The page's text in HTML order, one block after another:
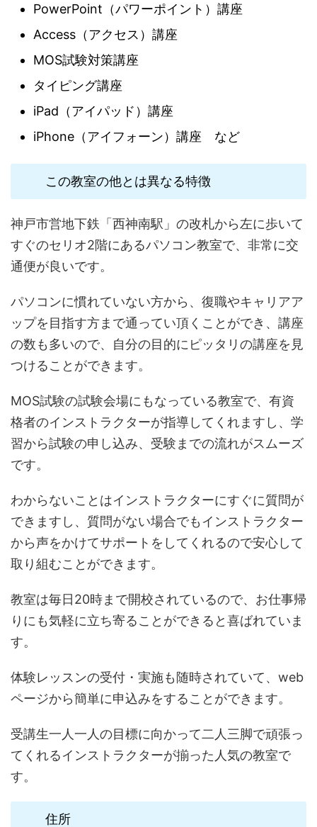
PowerPoint（パワーポイント）講座
Access（アクセス）講座
MOS試験対策講座
タイピング講座
iPad（アイパッド）講座
iPhone（アイフォーン）講座 など
この教室の他とは異なる特徴
神戸市営地下鉄「西神南駅」の改札から左に歩いて
すぐのセリオ2階にあるパソコン教室で、非常に交
通便が良いです。
パソコンに慣れていない方から、復職やキャリアア
ップを目指す方まで通ってい頂くことができ、講座
の数も多いので、自分の目的にピッタリの講座を見
つけることができます。
MOS試験の試験会場にもなっている教室で、有資
格者のインストラクターが指導してくれますし、学
習から試験の申し込み、受験までの流れがスムーズ
です。
わからないことはインストラクターにすぐに質問が
できますし、質問がない場合でもインストラクター
から声をかけてサポートをしてくれるので安心して
取り組むことができます。
教室は毎日20時まで開校されているので、お仕事帰
りにも気軽に立ち寄ることができると喜ばれていま
す。
体験レッスンの受付・実施も随時されていて、web
ページから簡単に申込みをすることができます。
受講生一人一人の目標に向かって二人三脚で頑張っ
てくれるインストラクターが揃った人気の教室で
す。
住所